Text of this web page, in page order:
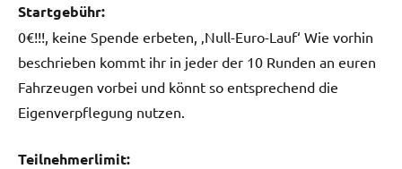
Startgebühr:
0€!!!, keine Spende erbeten, ‚Null-Euro-Lauf‘ Wie vorhin
beschrieben kommt ihr in jeder der 10 Runden an euren
Fahrzeugen vorbei und könnt so entsprechend die
Eigenverpflegung nutzen.
Teilnehmerlimit: